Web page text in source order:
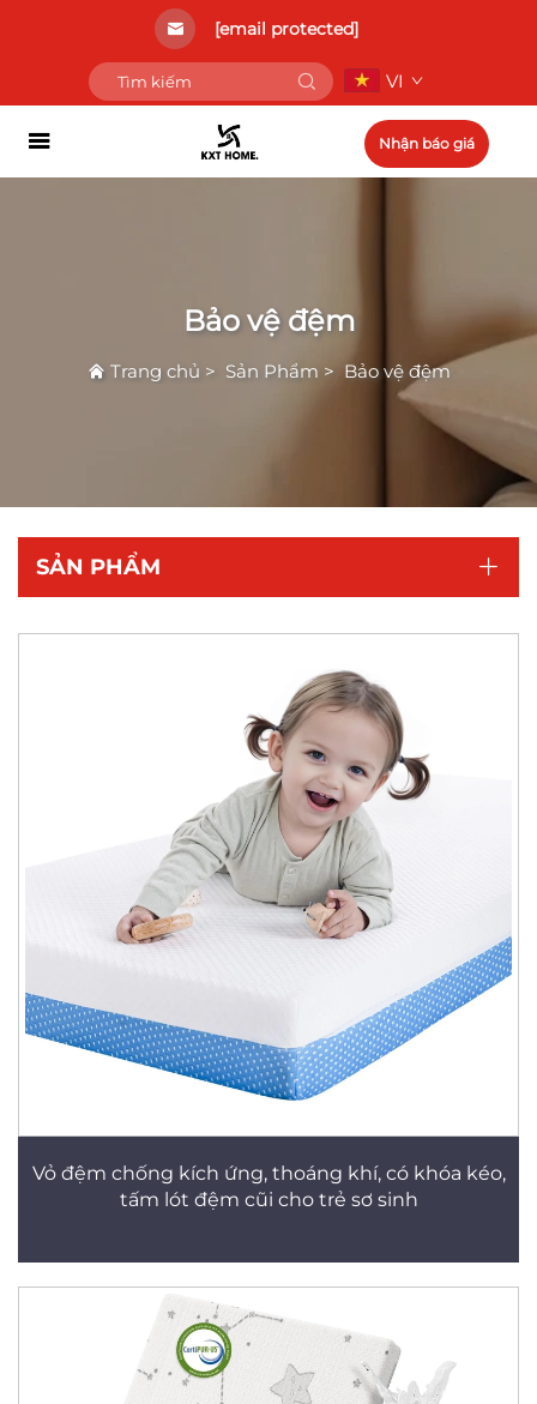
[email protected]
VI
Nhận báo giá
Bảo vệ đệm
Trang chủ > Sản Phẩm > Bảo vệ đệm
SẢN PHẨM
Vỏ đệm chống kích ứng, thoáng khí, có khóa kéo,
tấm lót đệm cũi cho trẻ sơ sinh